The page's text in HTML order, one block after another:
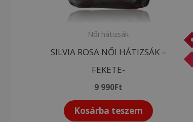
Női hátizsák
SILVIA ROSA NŐI HÁTIZSÁK –
FEKETE-
9 990Ft
Kosárba teszem